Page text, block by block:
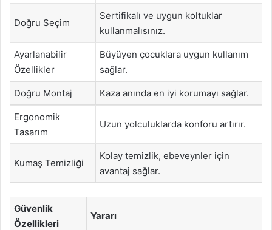
Doğru Seçim
Sertifikalı ve uygun koltuklar
kullanmalısınız.
Ayarlanabilir
Özellikler
Büyüyen çocuklara uygun kullanım
sağlar.
Doğru Montaj Kaza anında en iyi korumayı sağlar.
Ergonomik
Tasarım
Uzun yolculuklarda konforu artırır.
Kumaş Temizliği
Kolay temizlik, ebeveynler için
avantaj sağlar.
Güvenlik
Özellikleri
Yararı